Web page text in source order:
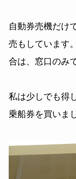
自動券売機だけ
売もしています
合は、窓口のみ
私は少しでも得
乗船券を買いま